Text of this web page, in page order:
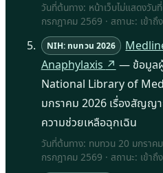
วันที่ต้นทาง: หน้าเว็บไม่แสดงวัน
กรกฎาคม 2569 · สถานะ: เข้า
NIH: ทบทวน 2026
Anaphylaxis ↗ — ข้อมูล
National Library of
มกราคม 2026 เรื่องสัญญ
ความช่วยเหลือฉุกเฉิน
วันที่ต้นทาง: ทบทวน 20 มกราค
กรกฎาคม 2569 · สถานะ: เข้า